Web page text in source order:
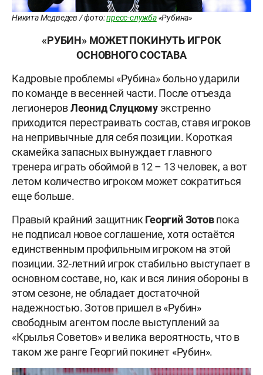
Никита Медведев / фото:пресс-служба«Рубина»
«РУБИН» МОЖЕТ ПОКИНУТЬ ИГРОК
ОСНОВНОГО СОСТАВА
Кадровые проблемы «Рубина» больно ударили
по команде в весенней части. После отъезда
легионеровЛеонид Слуцкомуэкстренно
приходится перестраивать состав, ставя игроков
на непривычные для себя позиции. Короткая
скамейка запасных вынуждает главного
тренера играть обоймой в 12 – 13 человек, а вот
летом количество игроком может сократиться
еще больше.
Правый крайний защитникГеоргий Зотовпока
не подписал новое соглашение, хотя остаётся
единственным профильным игроком на этой
позиции. 32-летний игрок стабильно выступает в
основном составе, но, как и вся линия обороны в
этом сезоне, не обладает достаточной
надежностью. Зотов пришел в «Рубин»
свободным агентом после выступлений за
«Крылья Советов» и велика вероятность, что в
таком же ранге Георгий покинет «Рубин».